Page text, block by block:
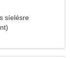
síelésre